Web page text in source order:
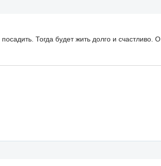
Тогда будет жить долго и счастливо.